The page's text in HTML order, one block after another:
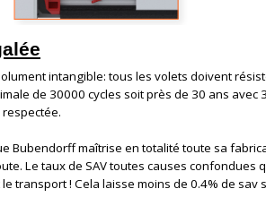
intangible: tous les volets doivent
de 30000 cycles soit près de 30 ans
Bubendorff maîtrise en totalité toute sa
Le taux de SAV toutes causes
transport ! Cela laisse moins de 0.4% de sav